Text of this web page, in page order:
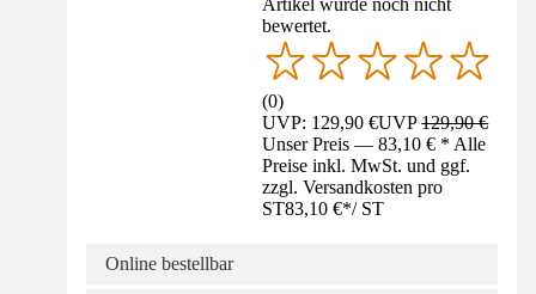
Artikel wurde noch nicht
bewertet.
(0)
UVP: 129,90 €UVP129,90 €
Unser Preis — 83,10 € * Alle
Preise inkl. MwSt. und ggf.
zzgl. Versandkosten pro
ST83,10 €*/ ST
Online bestellbar